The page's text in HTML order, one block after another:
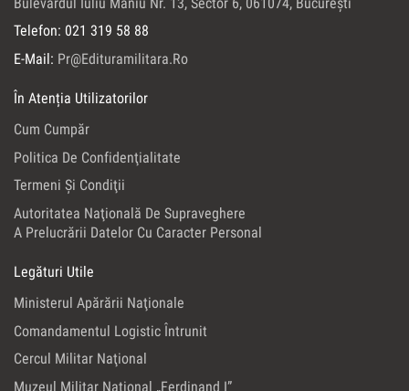
Telefon: 021 319 58 88
E-Mail: Pr@edituramilitara.ro
În Atenția Utilizatorilor
Cum Cumpăr
Politica De Confidenţialitate
Termeni Şi Condiţii
Autoritatea Naţională De Supraveghere
A Prelucrării Datelor Cu Caracter Personal
Legături Utile
Ministerul Apărării Naţionale
Comandamentul Logistic Întrunit
Cercul Militar Naţional
Muzeul Militar Naţional „Ferdinand I”